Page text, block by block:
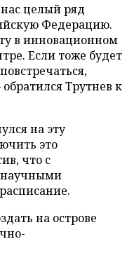
целый ряд
Федерацию.
в инновационном
Если тоже будет
Трутнев к
на эту
это
что с
научными
на острове